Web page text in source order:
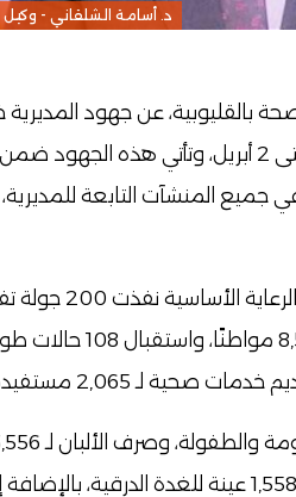
د. أسامة الشلقاني - وكيل
بالقليوبية، عن جهود
الفطر المبارك، التي امتدت من 29 مارس حتى 2 أبريل،
جميع المنشآت التابعة
وأكد وكيل الوزارة في
الرعاية الأولية، وتقديم الخدمة